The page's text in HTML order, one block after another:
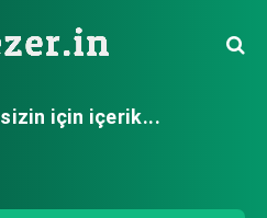
sizin için içerik...